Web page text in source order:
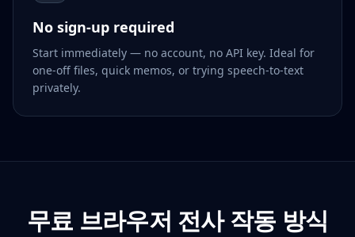
No sign-up required
Start immediately — no account, no API key. Ideal for
one-off files, quick memos, or trying speech-to-text
privately.
무료 브라우저 전사 작동 방식